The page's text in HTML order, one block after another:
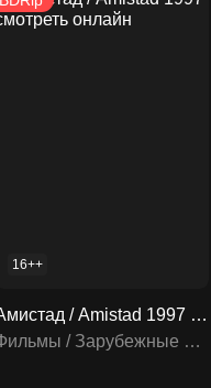
16++
Амистад / Amistad 1997 смотреть онлайн
Фильмы / Зарубежные фильмы